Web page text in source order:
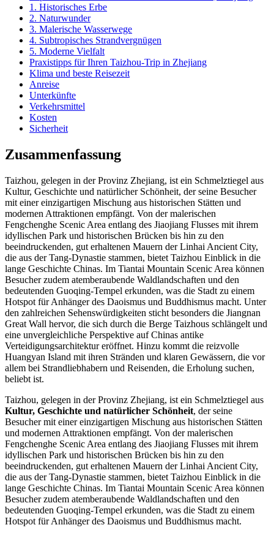
1. Historisches Erbe
2. Naturwunder
3. Malerische Wasserwege
4. Subtropisches Strandvergnügen
5. Moderne Vielfalt
Praxistipps für Ihren Taizhou-Trip in Zhejiang
Klima und beste Reisezeit
Anreise
Unterkünfte
Verkehrsmittel
Kosten
Sicherheit
Zusammenfassung
Taizhou, gelegen in der Provinz Zhejiang, ist ein Schmelztiegel aus
Kultur, Geschichte und natürlicher Schönheit, der seine Besucher
mit einer einzigartigen Mischung aus historischen Stätten und
modernen Attraktionen empfängt. Von der malerischen
Fengchenghe Scenic Area entlang des Jiaojiang Flusses mit ihrem
idyllischen Park und historischen Brücken bis hin zu den
beeindruckenden, gut erhaltenen Mauern der Linhai Ancient City,
die aus der Tang-Dynastie stammen, bietet Taizhou Einblick in die
lange Geschichte Chinas. Im Tiantai Mountain Scenic Area können
Besucher zudem atemberaubende Waldlandschaften und den
bedeutenden Guoqing-Tempel erkunden, was die Stadt zu einem
Hotspot für Anhänger des Daoismus und Buddhismus macht. Unter
den zahlreichen Sehenswürdigkeiten sticht besonders die Jiangnan
Great Wall hervor, die sich durch die Berge Taizhous schlängelt und
eine unvergleichliche Perspektive auf Chinas antike
Verteidigungsarchitektur eröffnet. Hinzu kommt die reizvolle
Huangyan Island mit ihren Stränden und klaren Gewässern, die vor
allem bei Strandliebhabern und Reisenden, die Erholung suchen,
beliebt ist.
Taizhou, gelegen in der Provinz Zhejiang, ist ein Schmelztiegel aus
Kultur, Geschichte und natürlicher Schönheit, der seine
Besucher mit einer einzigartigen Mischung aus historischen Stätten
und modernen Attraktionen empfängt. Von der malerischen
Fengchenghe Scenic Area entlang des Jiaojiang Flusses mit ihrem
idyllischen Park und historischen Brücken bis hin zu den
beeindruckenden, gut erhaltenen Mauern der Linhai Ancient City,
die aus der Tang-Dynastie stammen, bietet Taizhou Einblick in die
lange Geschichte Chinas. Im Tiantai Mountain Scenic Area können
Besucher zudem atemberaubende Waldlandschaften und den
bedeutenden Guoqing-Tempel erkunden, was die Stadt zu einem
Hotspot für Anhänger des Daoismus und Buddhismus macht.